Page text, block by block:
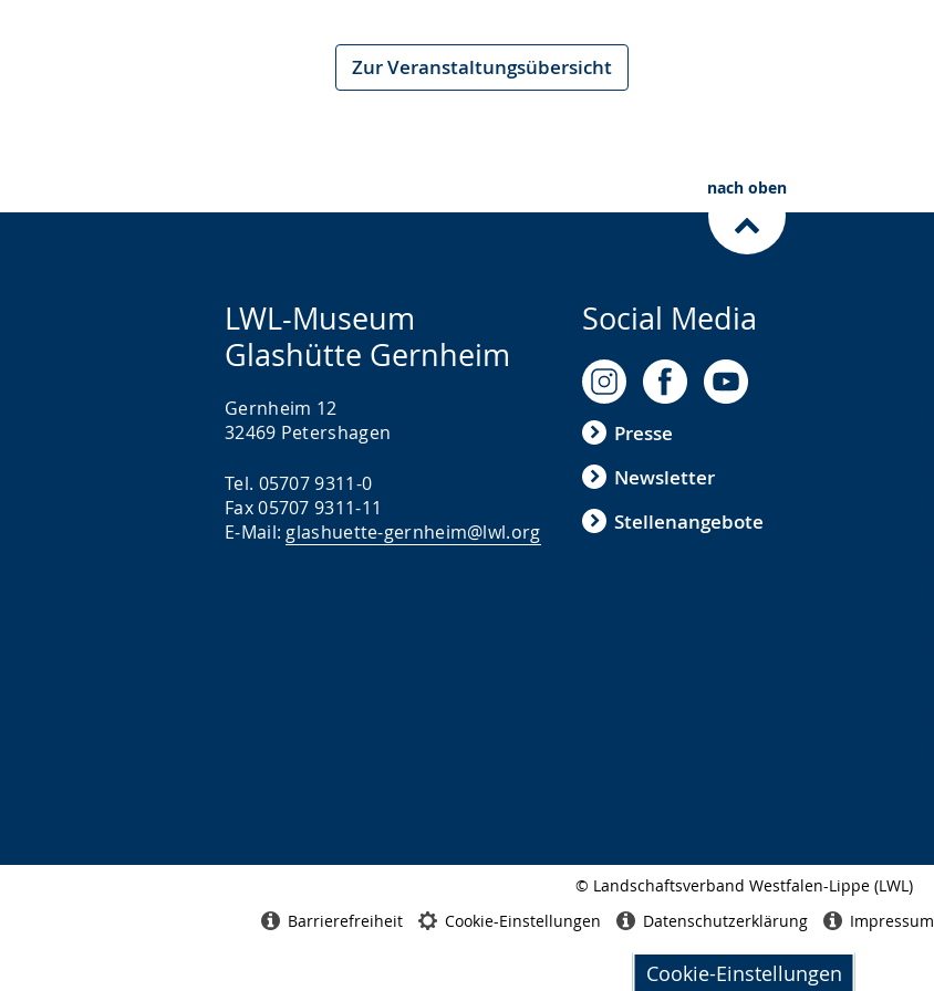
Cookie-Einstellungen
angezeigt.
Zur Veranstaltungsübersicht
nach oben
LWL-Museum
Glashütte Gernheim
Gernheim 12
32469 Petershagen
Tel. 05707 9311-0
Fax 05707 9311-11
E-Mail: glashuette-gernheim@lwl.org
Social Media
Presse
Newsletter
Stellenangebote
© Landschaftsverband Westfalen-Lippe (LWL)
Barrierefreiheit Cookie-Einstellungen Datenschutzerklärung Impressum